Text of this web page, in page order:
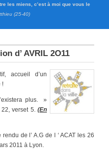
les miens, c’est à moi que vous le
(25-40)
d’ AVRIL 2O11
accueil d’un
!
plus. »
verset 5. (En
rendu de l’ A.G de l ‘ ACAT les 26
2011 à Lyon.